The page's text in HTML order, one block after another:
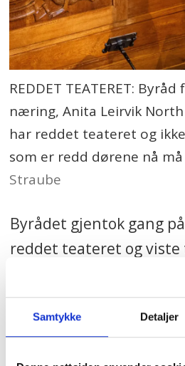
Samtykke Detaljer
REDDET TEATERET:
næring, Anita Leirvik
har reddet teateret og
som er redd dørene nå må
Straube
Byrådet gjentok gang
reddet teateret og viste
hadde vært konkurs
hadde brukt 30
krisehjelp i juni.